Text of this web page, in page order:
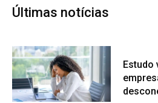
Últimas notícias
Estudo